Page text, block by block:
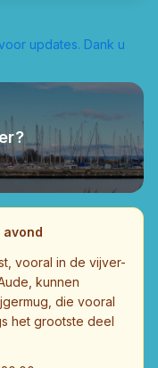
updates. Dank u
avond
vooral in de vijver-
kunnen
die vooral
het grootste deel